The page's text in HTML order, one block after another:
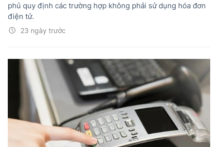
23 ngày trước
phủ quy định các trường hợp không phải sử dụng hóa đơn
điện tử.